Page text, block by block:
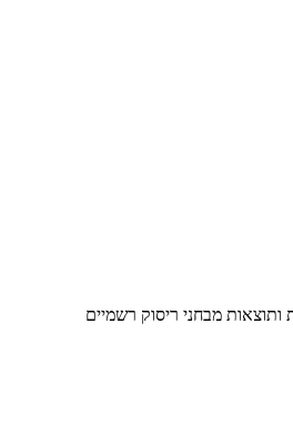
מבחני ריסוק רשמיים